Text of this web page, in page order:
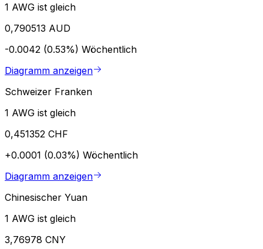
1 AWG ist gleich
0,790513 AUD
-0.0042 (0.53%) Wöchentlich
Diagramm anzeigen
Schweizer Franken
1 AWG ist gleich
0,451352 CHF
+0.0001 (0.03%) Wöchentlich
Diagramm anzeigen
Chinesischer Yuan
1 AWG ist gleich
3,76978 CNY